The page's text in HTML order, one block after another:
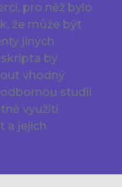
pro něž bylo
že může být
jiných
by
vhodný
studii
využití
a jejich